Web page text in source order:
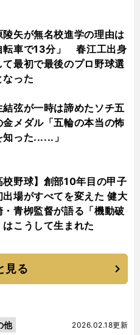
陵矢が無名校進学の理由は
転車で13分」 春江工出身
て最初で最後のプロ野球選
なった
結弦が一時は諦めたソチ五
金メダル「五輪の本当の怖
知った......」
校野球】創部10年目の甲子
出場がすべてを変えた 健大
・青栁監督が語る「機動破
はこうして生まれた
見る
2026.02.18更新
他